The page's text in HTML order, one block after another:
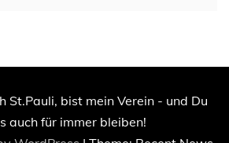
St.Pauli, bist mein Verein - und Du
auch für immer bleiben!